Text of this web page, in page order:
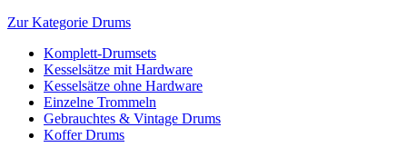
Zur Kategorie Drums
Komplett-Drumsets
Kesselsätze mit Hardware
Kesselsätze ohne Hardware
Einzelne Trommeln
Gebrauchtes & Vintage Drums
Koffer Drums